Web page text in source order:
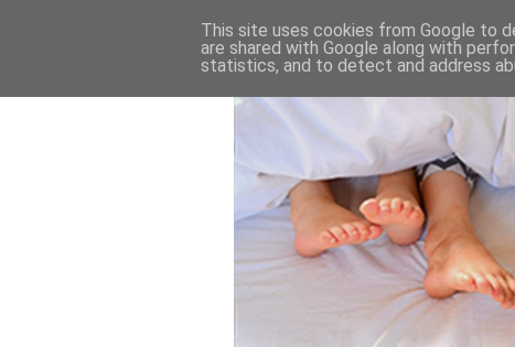
This site uses cookies from Google to
are shared with Google along with
statistics, and to detect and address